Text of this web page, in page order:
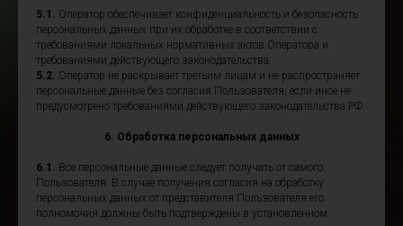
5.1. Оператор обеспечивает конфиденциальность и безопасность
персональных данных при их обработке в соответствии с
требованиями локальных нормативных актов Оператора и
требованиями действующего законодательства.
5.2. Оператор не раскрывает третьим лицам и не распространяет
персональные данные без согласия Пользователя, если иное не
предусмотрено требованиями действующего законодательства РФ.
6. Обработка персональных данных
6.1. Все персональные данные следует получать от самого
Пользователя. В случае получения согласия на обработку
персональных данных от представителя Пользователя его
полномочия должны быть подтверждены в установленном